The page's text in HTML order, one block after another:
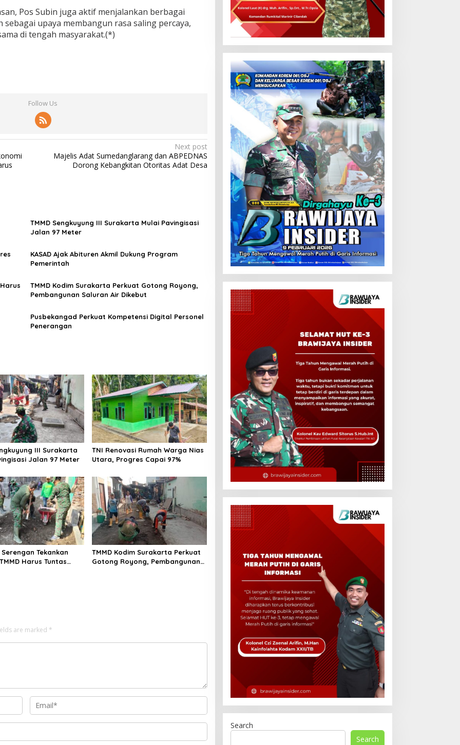
Pos Subin juga aktif menjalankan berbagai
upaya membangun rasa saling percaya,
di tengah masyarakat.(*)
Follow Us
Next post
Majelis Adat Sumedanglarang dan ABPEDNAS
Dorong Kebangkitan Otoritas Adat Desa
TMMD Sengkuyung III Surakarta Mulai Pavingisasi
Jalan 97 Meter
KASAD Ajak Abituren Akmil Dukung Program
Pemerintah
TMMD Kodim Surakarta Perkuat Gotong Royong,
Pembangunan Saluran Air Dikebut
Pusbekangad Perkuat Kompetensi Digital Personel
Penerangan
III Surakarta
Jalan 97 Meter
TNI Renovasi Rumah Warga Nias
Utara, Progres Capai 97%
Tekankan
Harus Tuntas
TMMD Kodim Surakarta Perkuat
Gotong Royong, Pembangunan
are marked *
Search
Search